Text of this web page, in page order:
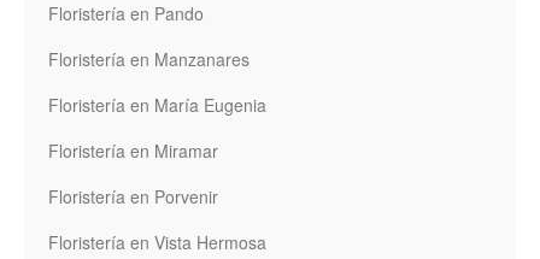
Floristería en Pando
Floristería en Manzanares
Floristería en María Eugenia
Floristería en Miramar
Floristería en Porvenir
Floristería en Vista Hermosa